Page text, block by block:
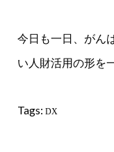
今日も一日、がん
い人財活用の形を
Tags: DX